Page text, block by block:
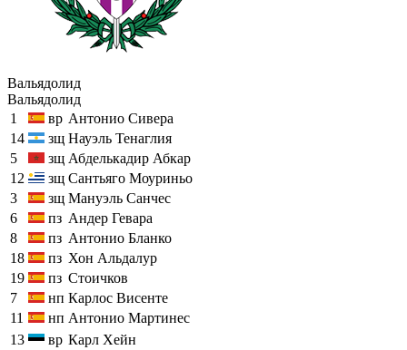
Вальядолид
Вальядолид
1
вр Антонио Сивера
14
зщ Науэль Тенаглия
5
зщ Абделькадир Абкар
12
зщ Сантьяго Моуриньо
3
зщ Мануэль Санчес
6
пз Андер Гевара
8
пз Антонио Бланко
18
пз Хон Альдалур
19
пз Стоичков
7
нп Карлос Висенте
11
нп Антонио Мартинес
13
вр Карл Хейн